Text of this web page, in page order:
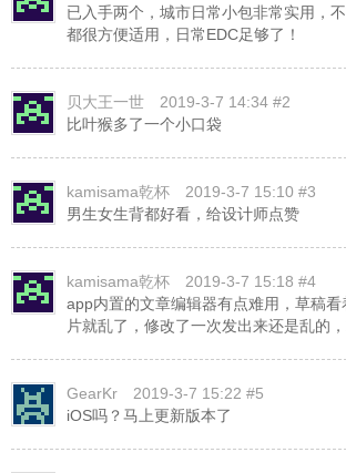
已入手两个，城市日常小包非常实用，
都很方便适用，日常EDC足够了！
贝大王一世
2019-3-7 14:34 #2
比叶猴多了一个小口袋
kamisama乾杯
2019-3-7 15:10 #3
男生女生背都好看，给设计师点赞
kamisama乾杯
2019-3-7 15:18 #4
app内置的文章编辑器有点难用，草稿看
片就乱了，修改了一次发出来还是乱的
GearKr
2019-3-7 15:22 #5
iOS吗？马上更新版本了